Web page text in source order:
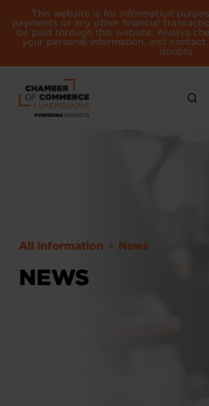
This website is for information
payments or any other financial
be paid through this website. Always
your personal information, and
doubts.
All information News
NEWS